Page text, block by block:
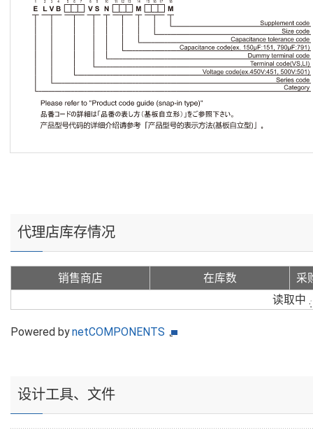
代理店库存情况
销售商店 在库数
采
读取中
Powered bynetCOMPONENTS
设计工具、文件